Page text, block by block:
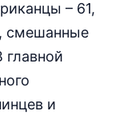
– 61,
смешанные
главной
и